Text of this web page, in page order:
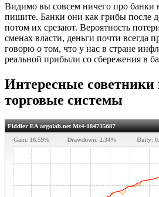
Видимо вы совсем ничего про банки
пишите. Банки они как грибы после
потом их срезают. Вероятность
сменах власти, деньги почти всегда
говорю о том, что у нас в стране
реальной прибыли со сбережения в
Интересные
торговые системы